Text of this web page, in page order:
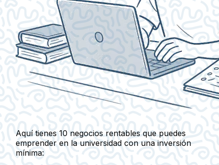
Aquí tienes 10 negocios rentables que puedes
emprender en la universidad con una inversión
mínima: